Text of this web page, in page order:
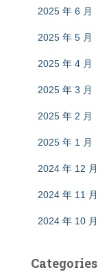
2025 年 6 月
2025 年 5 月
2025 年 4 月
2025 年 3 月
2025 年 2 月
2025 年 1 月
2024 年 12 月
2024 年 11 月
2024 年 10 月
Categories